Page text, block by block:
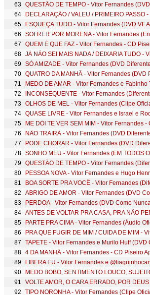
OLHOS DE MEL - Vitor Fernandes (Clipe
PERDOA - Vitor Fernandes (DVD Como
PARTE PRA CIMA - Vitor Fernandes (Áudio
TIPO NORONHA - Vitor Fernandes (Clipe